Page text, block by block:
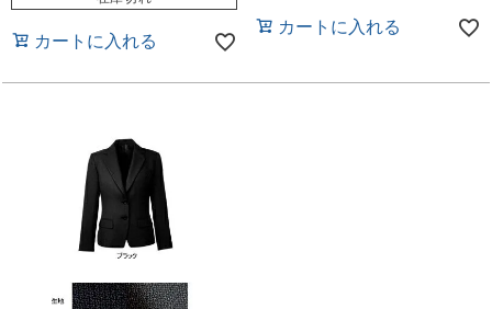
カートに入れる
カートに入れる